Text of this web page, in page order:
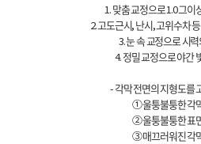
1. 맞춤 교정으로 1.0 그이
2. 고도근시, 난시, 고위수차
3. 눈 속 교정으로 시
4. 정밀 교정으로 야간
- 각막 전면의 지형도를
① 울퉁불퉁한 각
② 울퉁불퉁한 표
③ 매끄러워진 각